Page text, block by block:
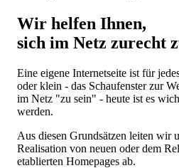
Wir helfen Ihnen,
sich im Netz zurecht
Eine eigene Internetseite ist für
oder klein - das Schaufenster zur
im Netz "zu sein" - heute ist es
werden.
Aus diesen Grundsätzen leiten wir
Realisation von neuen oder dem
etablierten Homepages ab.